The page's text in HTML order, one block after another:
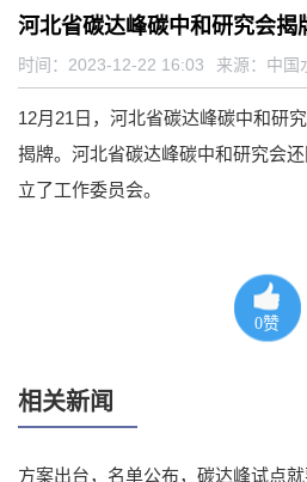
河北省碳达峰碳中和研究会揭
时间：2023-12-22 16:03 来源： 中国
12月21日，河北省碳达峰碳中和研
揭牌。河北省碳达峰碳中和研究会
立了工作委员会。
0赞
相关新闻
方案出台，名单公布，碳达峰试点就